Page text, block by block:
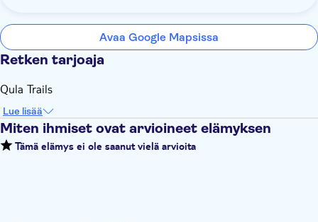
Avaa Google Mapsissa
Retken tarjoaja
Qula Trails
Lue lisää
Miten ihmiset ovat arvioineet elämyksen
Tämä elämys ei ole saanut vielä arvioita